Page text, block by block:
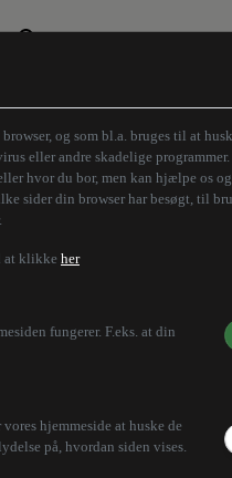
og som bl.a. bruges til at
eller andre skadelige
hvor du bor, men kan hjælpe os og
sider din browser har besøgt, til
at klikke her
fungerer. F.eks. at din
hjemmeside at huske de
på, hvordan siden vises.